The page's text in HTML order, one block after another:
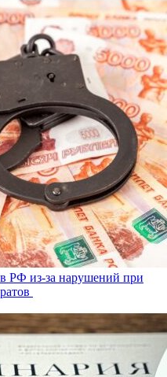
РФ из-за нарушений при